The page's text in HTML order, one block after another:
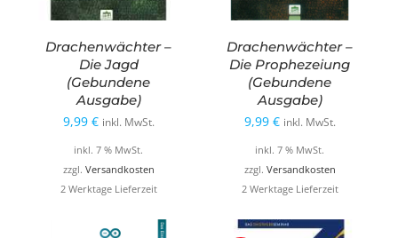
Drachenwächter –
Die Jagd
(Gebundene
Ausgabe)
9,99 € inkl. MwSt.
inkl. 7 % MwSt.
zzgl. Versandkosten
2 Werktage Lieferzeit
Drachenwächter –
Die Prophezeiung
(Gebundene
Ausgabe)
9,99 € inkl. MwSt.
inkl. 7 % MwSt.
zzgl. Versandkosten
2 Werktage Lieferzeit